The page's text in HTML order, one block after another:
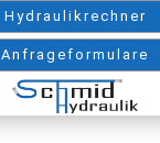
Hydraulikrechner
Anfrageformulare